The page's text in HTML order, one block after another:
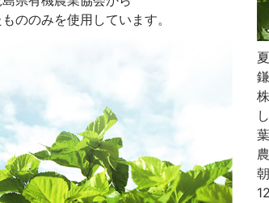
ののみを使用しています。